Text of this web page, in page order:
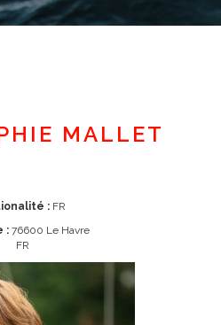
MALLET
:FR
:76600 Le Havre
FR